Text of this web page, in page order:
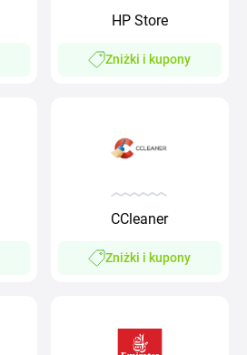
HP Store
Zniżki i kupony
CCleaner
Zniżki i kupony